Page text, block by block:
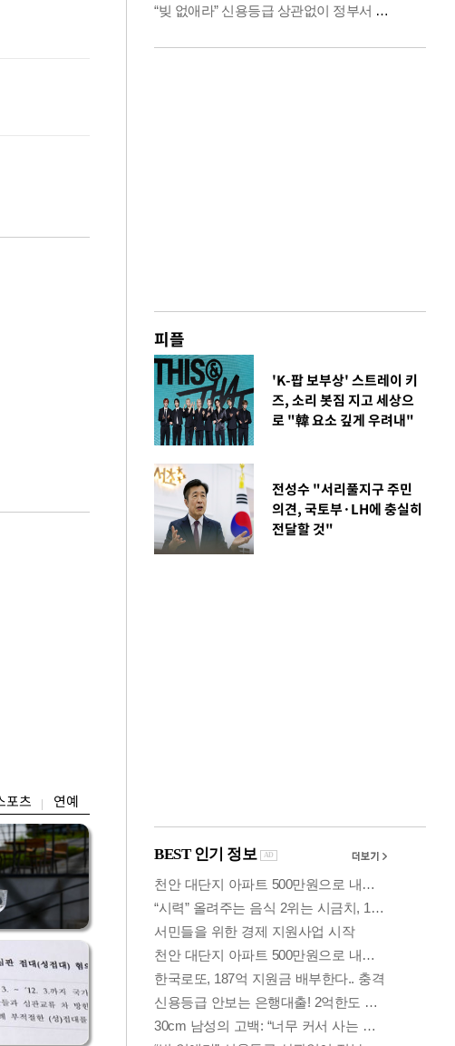
포츠 연예
피플
'K-팝 보부상' 스트레이 키
즈, 소리 봇짐 지고 세상으
로 "韓 요소 깊게 우려내"
전성수 "서리풀지구 주민
의견, 국토부·LH에 충실히
전달할 것"